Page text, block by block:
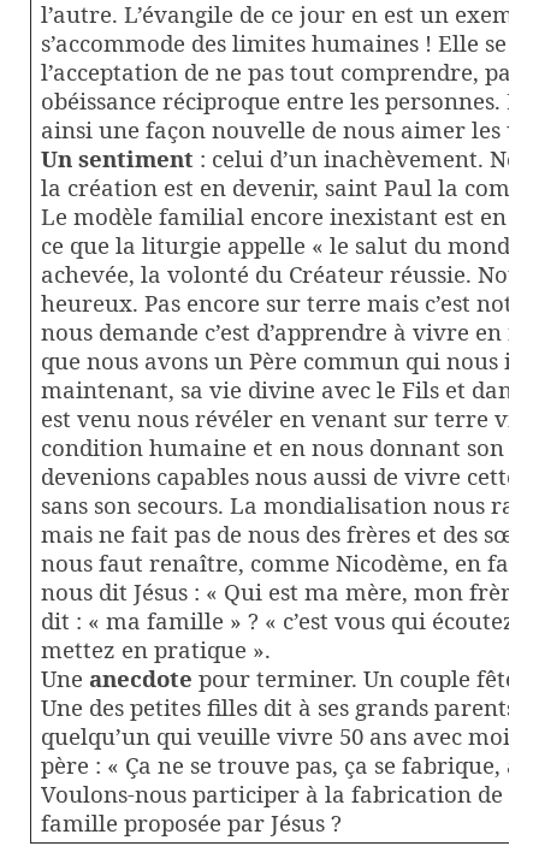
l’autre. L’évangile de ce jour en est un
s’accommode des limites humaines ! Elle se
l’acceptation de ne pas tout comprendre, par
obéissance réciproque entre les personnes.
ainsi une façon nouvelle de nous aimer les
Un sentiment : celui d’un inachèvement.
la création est en devenir, saint Paul la
Le modèle familial encore inexistant est en
ce que la liturgie appelle « le salut du monde
achevée, la volonté du Créateur réussie.
heureux. Pas encore sur terre mais c’est
nous demande c’est d’apprendre à vivre en
que nous avons un Père commun qui nous
maintenant, sa vie divine avec le Fils et dans
est venu nous révéler en venant sur terre
condition humaine et en nous donnant son
devenions capables nous aussi de vivre cette
sans son secours. La mondialisation nous
mais ne fait pas de nous des frères et des
nous faut renaître, comme Nicodème, en
nous dit Jésus : « Qui est ma mère, mon
dit : « ma famille » ? « c’est vous qui écoutez
mettez en pratique ».
Une anecdote pour terminer. Un couple fête
Une des petites filles dit à ses grands parents
quelqu’un qui veuille vivre 50 ans avec moi
père : « Ça ne se trouve pas, ça se fabrique,
Voulons-nous participer à la fabrication de la
famille proposée par Jésus ?